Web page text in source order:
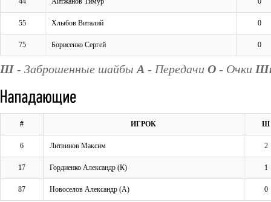
55 Хлыбов Виталий 0
75 Борисенко Сергей 0
Ш - Заброшенные шайбы А - Передачи О - Очки
# ИГРОК Ш
6 Литвинов Максим 2
17 Гордиенко Александр (К) 1
87 Новоселов Александр (А) 0